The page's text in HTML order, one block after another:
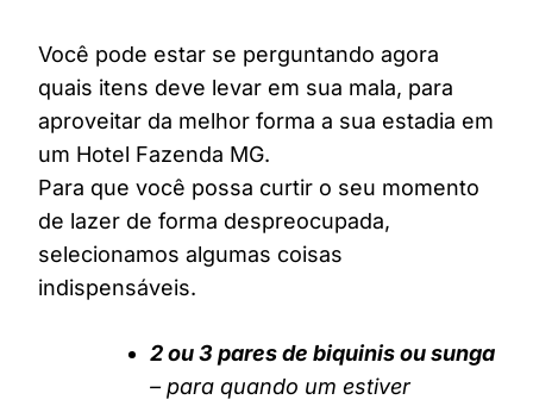
Você pode estar se perguntando agora
quais itens deve levar em sua mala, para
aproveitar da melhor forma a sua estadia em
um Hotel Fazenda MG.
Para que você possa curtir o seu momento
de lazer de forma despreocupada,
selecionamos algumas coisas
indispensáveis.
2 ou 3 pares de biquinis ou sunga
– para quando um estiver